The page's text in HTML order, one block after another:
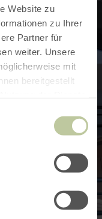
Website zu
zu Ihrer
Partner für
weiter. Unsere
mit
bereitgestellt